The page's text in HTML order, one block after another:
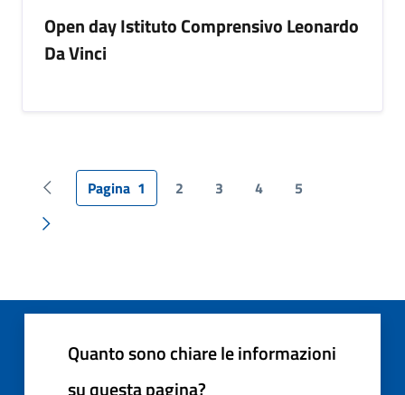
Open day Istituto Comprensivo Leonardo
Da Vinci
Pagina precedente
Pagina 1 2 3 4 5
Pagina successiva
Quanto sono chiare le informazioni
su questa pagina?